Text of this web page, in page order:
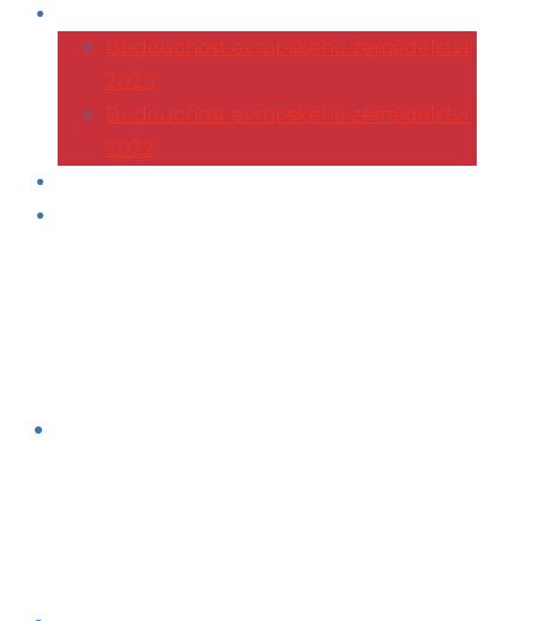
Budoucnost evropského zemědělství
2023
Budoucnost evropského zemědělství
2022